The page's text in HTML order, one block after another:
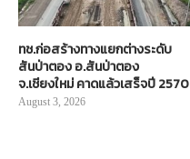
ทช.ก่อสร้างทางแยกต่างระดับ
สันป่าตอง อ.สันป่าตอง
จ.เชียงใหม่ คาดแล้วเสร็จปี 2570
August 3, 2026